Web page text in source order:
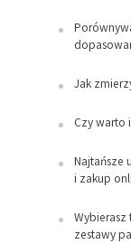
Jak
Czy warto
Najtańsze
i zakup
Wybierasz
zestawy